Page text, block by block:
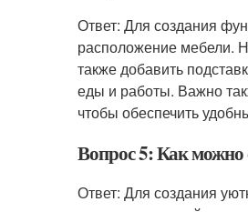
Ответ: Для создания
расположение мебели.
также добавить
еды и работы. Важно
чтобы обеспечить
Вопрос 5: Как можно
Ответ: Для создания